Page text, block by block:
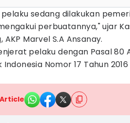
pelaku sedang dilakukan
perbuatannya," ujar
AKP Marvel S.A Ansanay.
pelaku dengan Pasal
Indonesia Nomor 17 Tahun